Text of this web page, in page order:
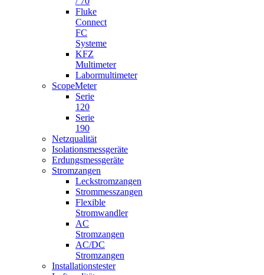
Fluke
Connect
FC
Systeme
KFZ
Multimeter
Labormultimeter
ScopeMeter
Serie
120
Serie
190
Netzqualität
Isolationsmessgeräte
Erdungsmessgeräte
Stromzangen
Leckstromzangen
Strommesszangen
Flexible
Stromwandler
AC
Stromzangen
AC/DC
Stromzangen
Installationstester